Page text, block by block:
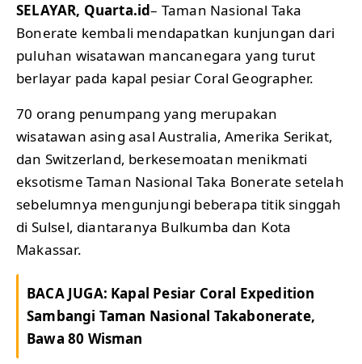
SELAYAR, Quarta.id– Taman Nasional Taka
Bonerate kembali mendapatkan kunjungan dari
puluhan wisatawan mancanegara yang turut
berlayar pada kapal pesiar Coral Geographer.
70 orang penumpang yang merupakan
wisatawan asing asal Australia, Amerika Serikat,
dan Switzerland, berkesemoatan menikmati
eksotisme Taman Nasional Taka Bonerate setelah
sebelumnya mengunjungi beberapa titik singgah
di Sulsel, diantaranya Bulkumba dan Kota
Makassar.
BACA JUGA: Kapal Pesiar Coral Expedition
Sambangi Taman Nasional Takabonerate,
Bawa 80 Wisman